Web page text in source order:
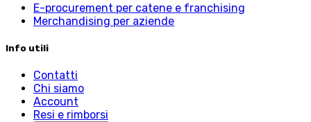
E-procurement per catene e franchising
Merchandising per aziende
Info utili
Contatti
Chi siamo
Account
Resi e rimborsi